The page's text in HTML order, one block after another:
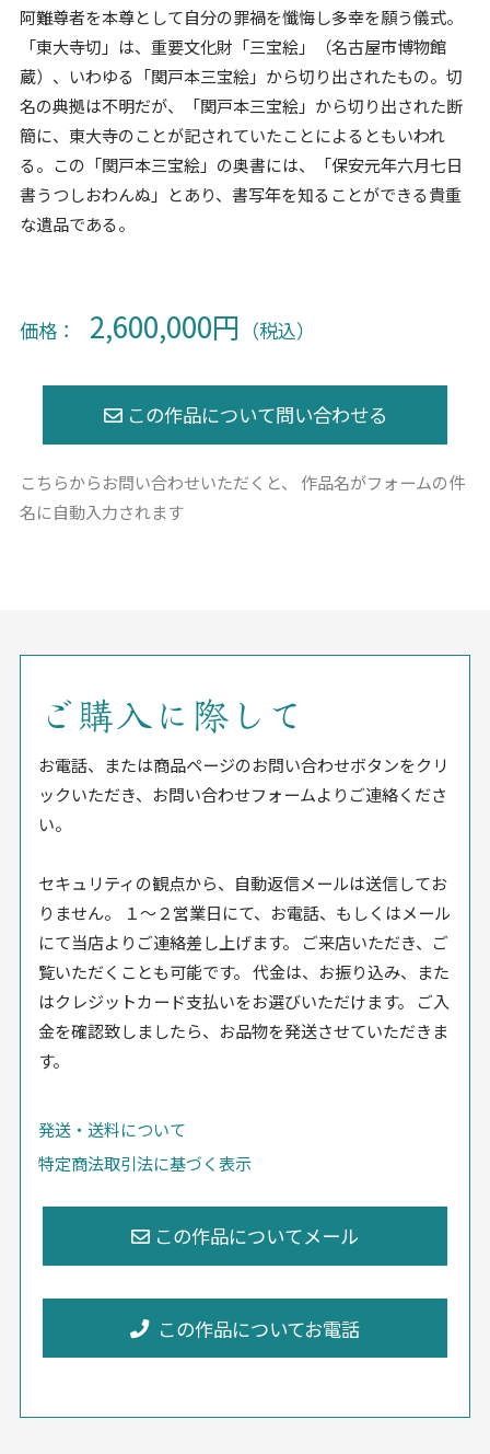
阿難尊者を本尊として自分の罪禍を懺悔し多幸を願う儀式。
「東大寺切」は、重要文化財「三宝絵」（名古屋市博物館
蔵）、いわゆる「関戸本三宝絵」から切り出されたもの。切
名の典拠は不明だが、「関戸本三宝絵」から切り出された断
簡に、東大寺のことが記されていたことによるともいわれ
る。この「関戸本三宝絵」の奥書には、「保安元年六月七日
書うつしおわんぬ」とあり、書写年を知ることができる貴重
な遺品である。
価格： 2,600,000円 （税込）
こちらからお問い合わせいただくと、
作品名がフォームの件
名に自動入力されます
ご購入に際して
お電話、または商品ページのお問い合わせボタンをクリ
ックいただき、お問い合わせフォームよりご連絡くださ
い。
セキュリティの観点から、自動返信メールは送信してお
りません。 １〜２営業日にて、お電話、もしくはメール
にて当店よりご連絡差し上げます。 ご来店いただき、ご
覧いただくことも可能です。 代金は、お振り込み、また
はクレジットカード支払いをお選びいただけます。 ご入
金を確認致しましたら、お品物を発送させていただきま
す。
発送・送料について
特定商法取引法に基づく表示
この作品についてお電話